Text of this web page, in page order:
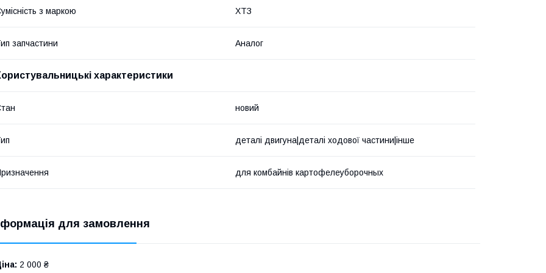
з маркою ХТЗ
запчастини Аналог
характеристики
новий
деталі двигуна|деталі ходової частини|інше
для комбайнів картофелеуборочных
для замовлення
2 000 ₴